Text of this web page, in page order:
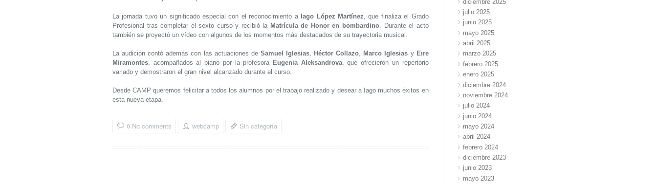
La jornada tuvo un significado especial con el reconocimiento a Iago López Martínez , que finaliza el Grado
Profesional tras completar el sexto curso y recibió la Matrícula de Honor en bombardino . Durante el acto
también se proyectó un vídeo con algunos de los momentos más destacados de su trayectoria musical.
La audición contó además con las actuaciones de Samuel Iglesias, Héctor Collazo Marco Iglesias y Eire
Miramontes , acompañados al piano por la profesora Eugenia Aleksandrova, que ofrecieron un repertorio
variado y demostraron el gran nivel alcanzado durante el curso.
Desde CAMP queremos felicitar a todos los alumnos por el trabajo realizado y desear a Iago muchos éxitos en
esta nueva etapa.
0 No comments webcamp Sin categoría
diciembre 2025
julio 2025
junio 2025
mayo 2025
abril 2025
marzo 2025
febrero 2025
enero 2025
diciembre 2024
noviembre 2024
julio 2024
junio 2024
mayo 2024
abril 2024
febrero 2024
diciembre 2023
junio 2023
mayo 2023